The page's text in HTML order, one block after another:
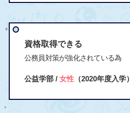
資格取得できる
公務員対策が強化されている為
公益学部 / 女性（2020年度入学）